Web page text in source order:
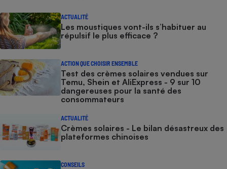
ACTUALITÉ
Les moustiques vont-ils s’habituer au
répulsif le plus efficace ?
ACTION QUE CHOISIR ENSEMBLE
Test des crèmes solaires vendues sur
Temu, Shein et AliExpress - 9 sur 10
dangereuses pour la santé des
consommateurs
ACTUALITÉ
Crèmes solaires - Le bilan désastreux des
plateformes chinoises
CONSEILS